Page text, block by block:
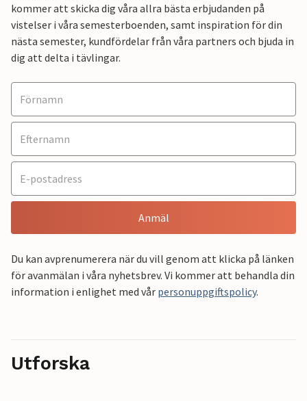
kommer att skicka dig våra allra bästa erbjudanden på
vistelser i våra semesterboenden, samt inspiration för din
nästa semester, kundfördelar från våra partners och bjuda in
dig att delta i tävlingar.
Anmäl
Du kan avprenumerera när du vill genom att klicka på länken
för avanmälan i våra nyhetsbrev. Vi kommer att behandla din
information i enlighet med vår personuppgiftspolicy.
Utforska